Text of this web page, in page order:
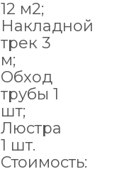
12 м2;
Накладной
трек 3
м;
Обход
трубы 1
шт;
Люстра
1 шт.
Стоимость: